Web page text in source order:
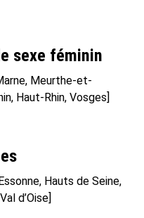
sexe féminin
Meurthe-et-
Haut-Rhin, Vosges]
Hauts de Seine,
d’Oise]